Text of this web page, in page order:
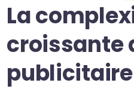
La
croissante
publicitaire